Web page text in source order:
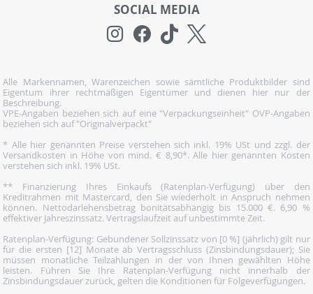
SOCIAL MEDIA
Alle Markennamen, Warenzeichen sowie sämtliche Produktbilder sind
Eigentum ihrer rechtmäßigen Eigentümer und dienen hier nur der
Beschreibung.
VPE-Angaben beziehen sich auf eine "Verpackungseinheit" OVP-Angaben
beziehen sich auf "Originalverpackt"
* Alle hier genannten Preise verstehen sich inkl. 19% USt und zzgl. der
Versandkosten in Höhe von mind. € 8,90*. Alle hier genannten Kosten
verstehen sich inkl. 19% USt.
** Finanzierung Ihres Einkaufs (Ratenplan-Verfügung) über den
Kreditrahmen mit Mastercard, den Sie wiederholt in Anspruch nehmen
können. Nettodarlehensbetrag bonitätsabhängig bis 15.000 €. 6,90 %
effektiver Jahreszinssatz. Vertragslaufzeit auf unbestimmte Zeit.
Ratenplan-Verfügung: Gebundener Sollzinssatz von [0 %] (jährlich) gilt nur
für die ersten [12] Monate ab Vertragsschluss (Zinsbindungsdauer); Sie
müssen monatliche Teilzahlungen in der von Ihnen gewählten Höhe
leisten. Führen Sie Ihre Ratenplan-Verfügung nicht innerhalb der
Zinsbindungsdauer zurück, gelten die Konditionen für Folgeverfügungen.